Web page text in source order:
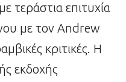
τεράστια επιτυχία
με τον Andrew
κριτικές. Η
εκδοχής